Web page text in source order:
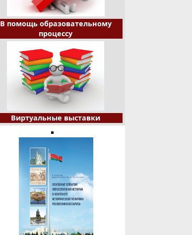
В помощь образовательному
процессу
Виртуальные выставки